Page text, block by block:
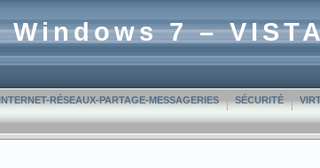
7 –
RÉSEAUX-PARTAGE-MESSAGERIES SÉCURITÉ